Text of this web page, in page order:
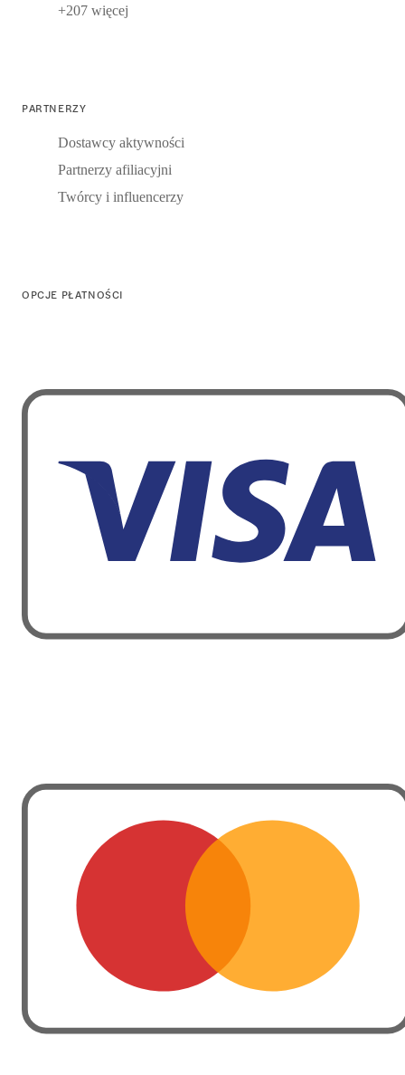
+207 więcej
PARTNERZY
Dostawcy aktywności
Partnerzy afiliacyjni
Twórcy i influencerzy
OPCJE PŁATNOŚCI